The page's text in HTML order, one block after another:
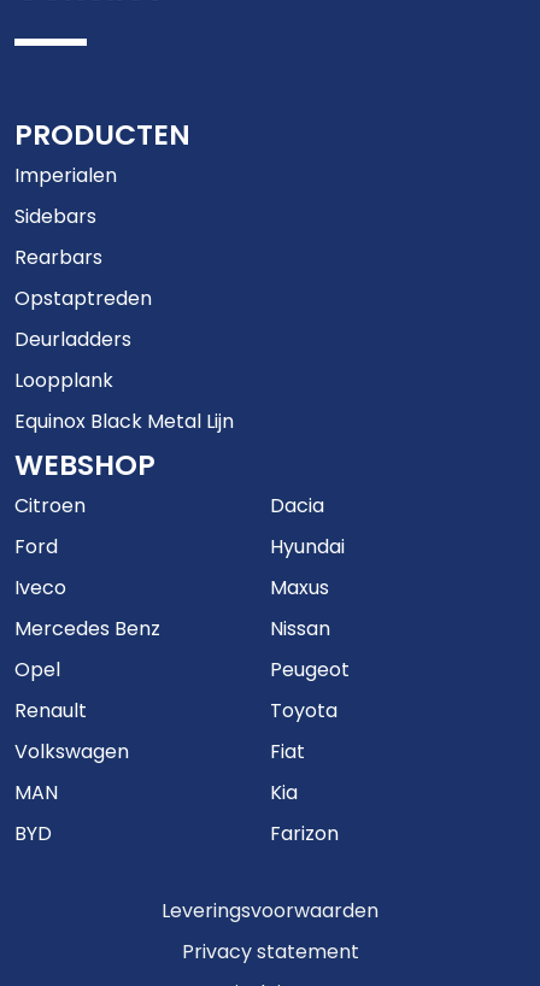
PRODUCTEN
Imperialen
Sidebars
Rearbars
Opstaptreden
Deurladders
Loopplank
Equinox Black Metal Lijn
WEBSHOP
Citroen
Dacia
Ford
Hyundai
Iveco
Maxus
Mercedes Benz
Nissan
Opel
Peugeot
Renault
Toyota
Volkswagen
Fiat
MAN
Kia
BYD
Farizon
Leveringsvoorwaarden
Privacy statement